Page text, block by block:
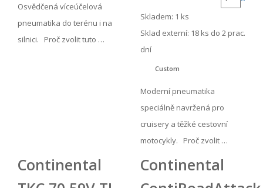
Osvědčená víceúčelová
pneumatika do terénu i na
silnici. Proč zvolit tuto …
Skladem: 1 ks
Sklad externí: 18 ks do 2 prac.
dní
Custom
Moderní pneumatika
speciálně navržená pro
cruisery a těžké cestovní
motocykly. Proč zvolit …
Continental
Continental